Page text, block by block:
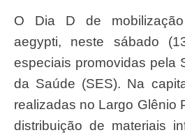
O Dia D de mobilização contra o Aedes
aegypti, neste sábado
especiais promovidas pela
da Saúde (SES). Na
realizadas no Largo Glênio
distribuição de materiais